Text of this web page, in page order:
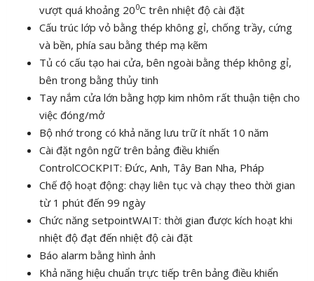
vượt quá khoảng 200C trên nhiệt độ cài đặt
Cấu trúc lớp vỏ bằng thép không gỉ, chống trầy, cứng
và bền, phía sau bằng thép mạ kẽm
Tủ có cấu tạo hai cửa, bên ngoài bằng thép không gỉ,
bên trong bằng thủy tinh
Tay nắm cửa lớn bằng hợp kim nhôm rất thuận tiện cho
việc đóng/mở
Bộ nhớ trong có khả năng lưu trữ ít nhất 10 năm
Cài đặt ngôn ngữ trên bảng điều khiển
ControlCOCKPIT: Đức, Anh, Tây Ban Nha, Pháp
Chế độ hoạt động: chạy liên tục và chạy theo thời gian
từ 1 phút đến 99 ngày
Chức năng setpointWAIT: thời gian được kích hoạt khi
nhiệt độ đạt đến nhiệt độ cài đặt
Báo alarm bằng hình ảnh
Khả năng hiệu chuẩn trực tiếp trên bảng điều khiển